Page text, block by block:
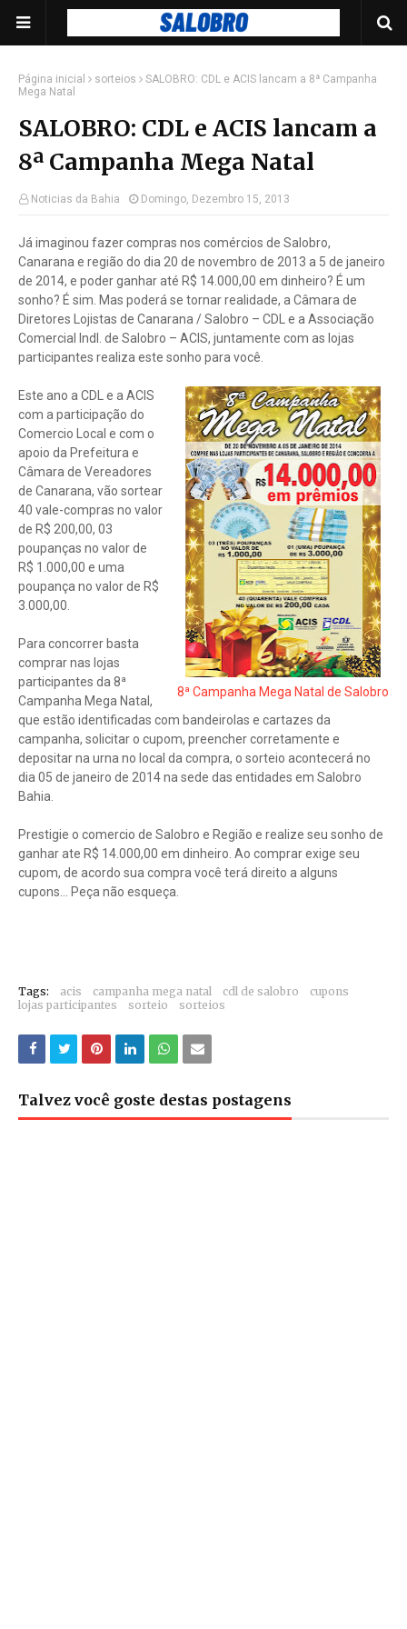
Página inicial sorteios
SALOBRO: CDL e ACIS lancam a 8ª Campanha
Mega Natal
SALOBRO: CDL e ACIS lancam a
8ª Campanha Mega Natal
Noticias da Bahia Domingo, Dezembro 15, 2013
Já imaginou fazer compras nos comércios de Salobro,
Canarana e região do dia 20 de novembro de 2013 a 5 de janeiro
de 2014, e poder ganhar até R$ 14.000,00 em dinheiro? É um
sonho? É sim. Mas poderá se tornar realidade, a Câmara de
Diretores Lojistas de Canarana / Salobro – CDL e a Associação
Comercial Indl. de Salobro – ACIS, juntamente com as lojas
participantes realiza este sonho para você.
8ª Campanha Mega Natal de Salobro
Este ano a CDL e a ACIS
com a participação do
Comercio Local e com o
apoio da Prefeitura e
Câmara de Vereadores
de Canarana, vão sortear
40 vale-compras no valor
de R$ 200,00, 03
poupanças no valor de
R$ 1.000,00 e uma
poupança no valor de R$
3.000,00.
Para concorrer basta
comprar nas lojas
participantes da 8ª
Campanha Mega Natal,
que estão identificadas com bandeirolas e cartazes da
campanha, solicitar o cupom, preencher corretamente e
depositar na urna no local da compra, o sorteio acontecerá no
dia 05 de janeiro de 2014 na sede das entidades em Salobro
Bahia.
Prestigie o comercio de Salobro e Região e realize seu sonho de
ganhar ate R$ 14.000,00 em dinheiro. Ao comprar exige seu
cupom, de acordo sua compra você terá direito a alguns
cupons... Peça não esqueça.
Tags: acis campanha mega natal cdl de salobro
cupons
lojas participantes
sorteio sorteios
Talvez você goste destas postagens